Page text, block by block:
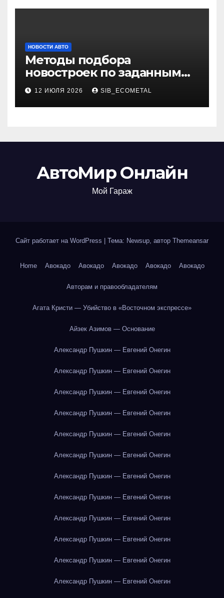
НОВОСТИ АВТО
Методы подбора
новостроек по заданным
критериям
12 ИЮЛЯ 2026 SIB_ECOMETAL
АвтоМир Онлайн
Мой Гараж
Сайт работает на WordPress Тема: Newsup, автор Themeansar
Home Авокадо Авокадо Авокадо Авокадо Авокадо
Авторам и правообладателям
Агата Кристи — Убийство в «Восточном экспрессе»
Айзек Азимов — Основание
Александр Пушкин — Евгений Онегин
Александр Пушкин — Евгений Онегин
Александр Пушкин — Евгений Онегин
Александр Пушкин — Евгений Онегин
Александр Пушкин — Евгений Онегин
Александр Пушкин — Евгений Онегин
Александр Пушкин — Евгений Онегин
Александр Пушкин — Евгений Онегин
Александр Пушкин — Евгений Онегин
Александр Пушкин — Евгений Онегин
Александр Пушкин — Евгений Онегин
Александр Пушкин — Евгений Онегин